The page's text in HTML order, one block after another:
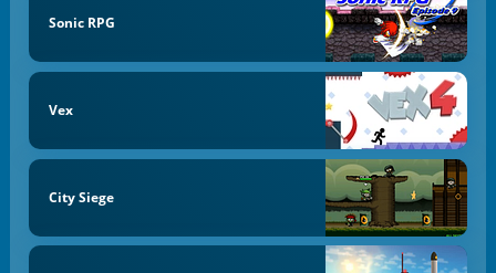
Sonic RPG
Vex
City Siege